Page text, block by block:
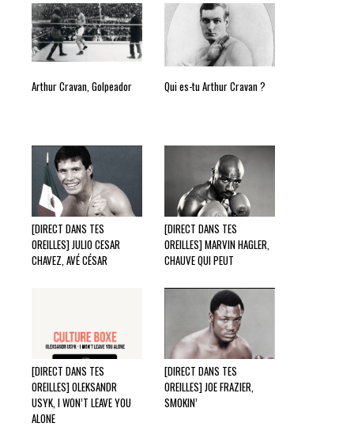
Arthur Cravan, Golpeador Qui es-tu Arthur Cravan ?
[DIRECT DANS TES
OREILLES] JULIO CESAR
CHAVEZ, AVÉ CÉSAR
[DIRECT DANS TES
OREILLES] MARVIN HAGLER,
CHAUVE QUI PEUT
[DIRECT DANS TES
OREILLES] OLEKSANDR
USYK, I WON’T LEAVE YOU
ALONE
[DIRECT DANS TES
OREILLES] JOE FRAZIER,
SMOKIN’